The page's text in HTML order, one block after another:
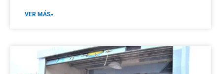
VER MÁS»